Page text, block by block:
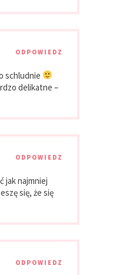
ODPOWIEDZ
schludnie
delikatne –
ODPOWIEDZ
jak najmniej
się, że się
ODPOWIEDZ